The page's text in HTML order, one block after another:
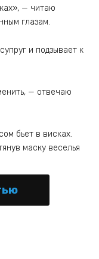
— читаю
глазам.
и подзывает к
— отвечаю
бьет в висках.
маску веселья